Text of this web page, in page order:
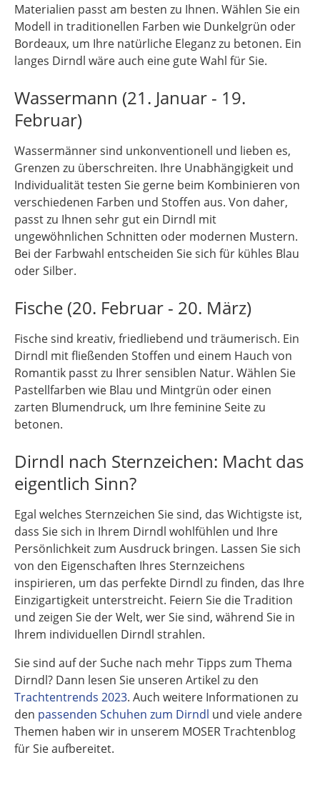
Materialien passt am besten zu Ihnen. Wählen Sie ein
Modell in traditionellen Farben wie Dunkelgrün oder
Bordeaux, um Ihre natürliche Eleganz zu betonen. Ein
langes Dirndl wäre auch eine gute Wahl für Sie.
Wassermann (21. Januar - 19.
Februar)
Wassermänner sind unkonventionell und lieben es,
Grenzen zu überschreiten. Ihre Unabhängigkeit und
Individualität testen Sie gerne beim Kombinieren von
verschiedenen Farben und Stoffen aus. Von daher,
passt zu Ihnen sehr gut ein Dirndl mit
ungewöhnlichen Schnitten oder modernen Mustern.
Bei der Farbwahl entscheiden Sie sich für kühles Blau
oder Silber.
Fische (20. Februar - 20. März)
Fische sind kreativ, friedliebend und träumerisch. Ein
Dirndl mit fließenden Stoffen und einem Hauch von
Romantik passt zu Ihrer sensiblen Natur. Wählen Sie
Pastellfarben wie Blau und Mintgrün oder einen
zarten Blumendruck, um Ihre feminine Seite zu
betonen.
Dirndl nach Sternzeichen: Macht das
eigentlich Sinn?
Egal welches Sternzeichen Sie sind, das Wichtigste ist,
dass Sie sich in Ihrem Dirndl wohlfühlen und Ihre
Persönlichkeit zum Ausdruck bringen. Lassen Sie sich
von den Eigenschaften Ihres Sternzeichens
inspirieren, um das perfekte Dirndl zu finden, das Ihre
Einzigartigkeit unterstreicht. Feiern Sie die Tradition
und zeigen Sie der Welt, wer Sie sind, während Sie in
Ihrem individuellen Dirndl strahlen.
Sie sind auf der Suche nach mehr Tipps zum Thema
Dirndl? Dann lesen Sie unseren Artikel zu den
Trachtentrends 2023. Auch weitere Informationen zu
den passenden Schuhen zum Dirndl und viele andere
Themen haben wir in unserem MOSER Trachtenblog
für Sie aufbereitet.